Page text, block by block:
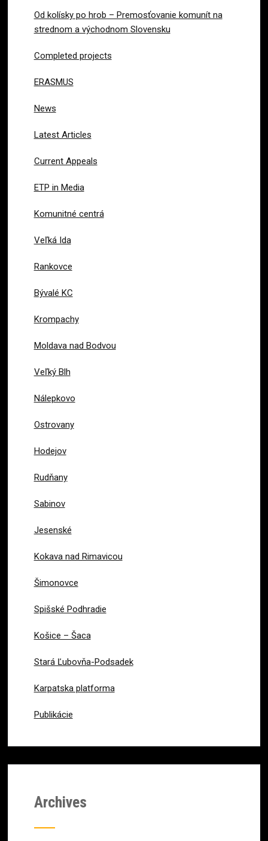
Od kolísky po hrob – Premosťovanie komunít na
strednom a východnom Slovensku
Completed projects
ERASMUS
News
Latest Articles
Current Appeals
ETP in Media
Komunitné centrá
Veľká Ida
Rankovce
Bývalé KC
Krompachy
Moldava nad Bodvou
Veľký Blh
Nálepkovo
Ostrovany
Hodejov
Rudňany
Sabinov
Jesenské
Kokava nad Rimavicou
Šimonovce
Spišské Podhradie
Košice – Šaca
Stará Ľubovňa-Podsadek
Karpatska platforma
Publikácie
Archives